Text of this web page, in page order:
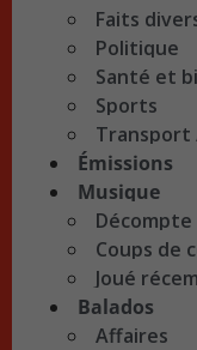
Faits
Politique
Santé et
Sports
Transport
Émissions
Musique
Coups de
Joué
Balados
Affaires